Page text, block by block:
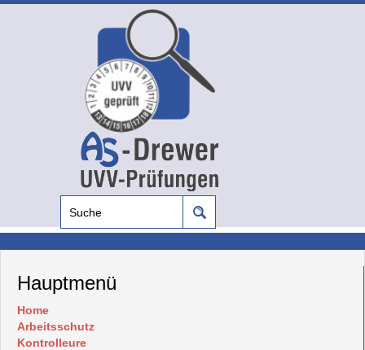
Hauptmenü
Home
Arbeitsschutz
Kontrolleure